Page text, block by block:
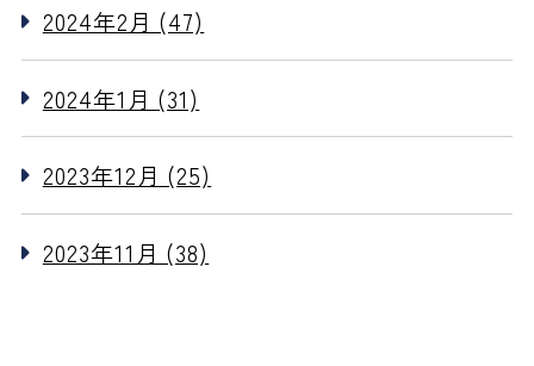
2024年2月 (47)
2024年1月 (31)
2023年12月 (25)
2023年11月 (38)